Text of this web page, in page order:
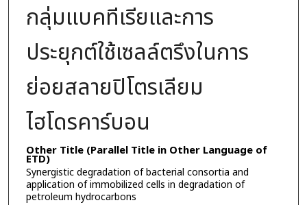
กลุ่มแบคทีเรียและการ
ประยุกต์ใช้เซลล์ตรึงในการ
ย่อยสลายปิโตรเลียม
ไฮโดรคาร์บอน
Other Title (Parallel Title in Other Language of
ETD)
Synergistic degradation of bacterial consortia and
application of immobilized cells in degradation of
petroleum hydrocarbons